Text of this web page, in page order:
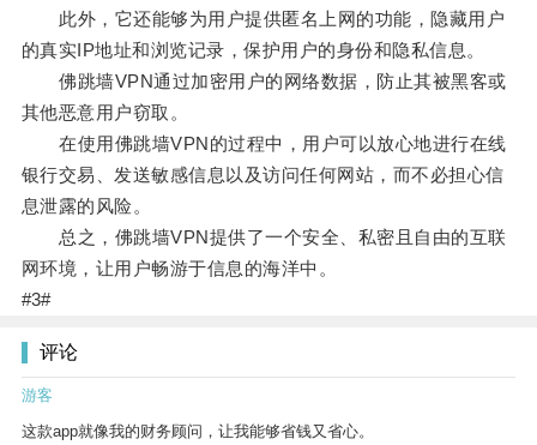
此外，它还能够为用户提供匿名上网的功能，隐藏用户
的真实IP地址和浏览记录，保护用户的身份和隐私信息。
佛跳墙VPN通过加密用户的网络数据，防止其被黑客或
其他恶意用户窃取。
在使用佛跳墙VPN的过程中，用户可以放心地进行在线
银行交易、发送敏感信息以及访问任何网站，而不必担心信
息泄露的风险。
总之，佛跳墙VPN提供了一个安全、私密且自由的互联
网环境，让用户畅游于信息的海洋中。
#3#
评论
游客
这款app就像我的财务顾问，让我能够省钱又省心。